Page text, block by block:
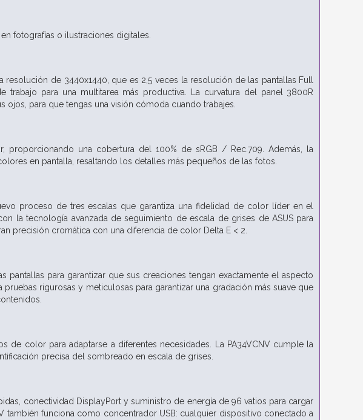
fotografías o ilustraciones digitales.
resolución de 3440x1440, que es 2,5 veces la resolución de las pantallas Full
trabajo para una multitarea más productiva. La curvatura del panel 3800R
ojos, para que tengas una visión cómoda cuando trabajes.
proporcionando una cobertura del 100% de sRGB / Rec.709. Además, la
en pantalla, resaltando los detalles más pequeños de las fotos.
proceso de tres escalas que garantiza una fidelidad de color líder en el
la tecnología avanzada de seguimiento de escala de grises de ASUS para
precisión cromática con una diferencia de color Delta E < 2.
para garantizar que sus creaciones tengan exactamente el aspecto
rigurosas y meticulosas para garantizar una gradación más suave que
de color para adaptarse a diferentes necesidades. La PA34VCNV cumple la
precisa del sombreado en escala de grises.
conectividad DisplayPort y suministro de energía de 96 vatios para cargar
funciona como concentrador USB: cualquier dispositivo conectado a